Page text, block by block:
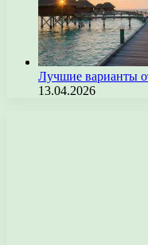
Лучшие варианты
13.04.2026